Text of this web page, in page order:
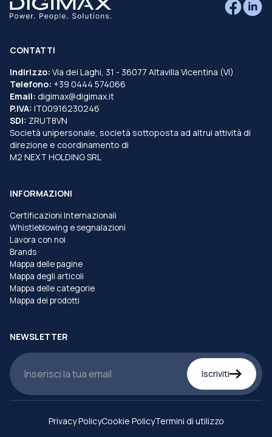
CONTATTI
Indirizzo: Via dei Laghi, 31 - 36077 Altavilla Vicentina (VI)
Telefono: +39 0444 574066
Email: digimax@digimax.it
P.IVA: IT00916230246
SDI: ZRUT8VN
Società unipersonale, società sottoposta ad altrui attività di
direzione e coordinamento di
M2 NEXT HOLDING SRL
INFORMAZIONI
Certificazioni Internazionali
Whistleblowing e segnalazioni
Lavora con noi
Brands
Mappa delle pagine
Mappa degli articoli
Mappa delle categorie
Mappa dei prodotti
NEWSLETTER
Iscriviti
Privacy PolicyCookie PolicyTermini di utilizzo